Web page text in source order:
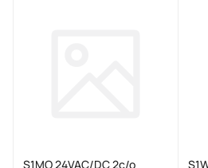
S1MO 24VAC/DC 2c/o